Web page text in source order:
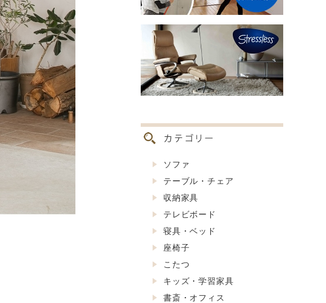
ソファ
テーブル・チェア
収納家具
テレビボード
寝具・ベッド
座椅子
こたつ
キッズ・学習家具
書斎・オフィス